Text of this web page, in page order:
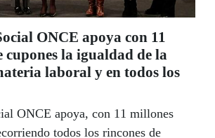
ONCE apoya con 11
cupones la igualdad de la
laboral y en todos los
ONCE apoya, con 11 millones
todos los rincones de